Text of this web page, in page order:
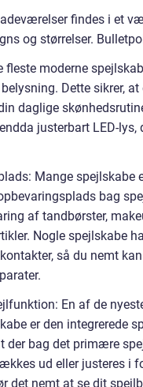
findes i et
og størrelser.
fleste moderne
Dette sikrer,
daglige
justerbart LED-lys,
Mange spejlskabe
bag
af tandbørster,
Nogle spejlskabe
så du nemt
En af de
er den integrerede
der bag det primære
ud eller justeres i
det nemt at se dit